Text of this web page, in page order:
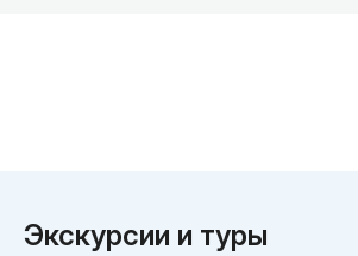
Экскурсии и туры